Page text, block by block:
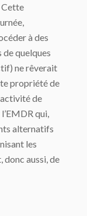
Cette
à des
quelques
ne rêverait
propriété de
de
qui,
alternatifs
les
donc aussi, de